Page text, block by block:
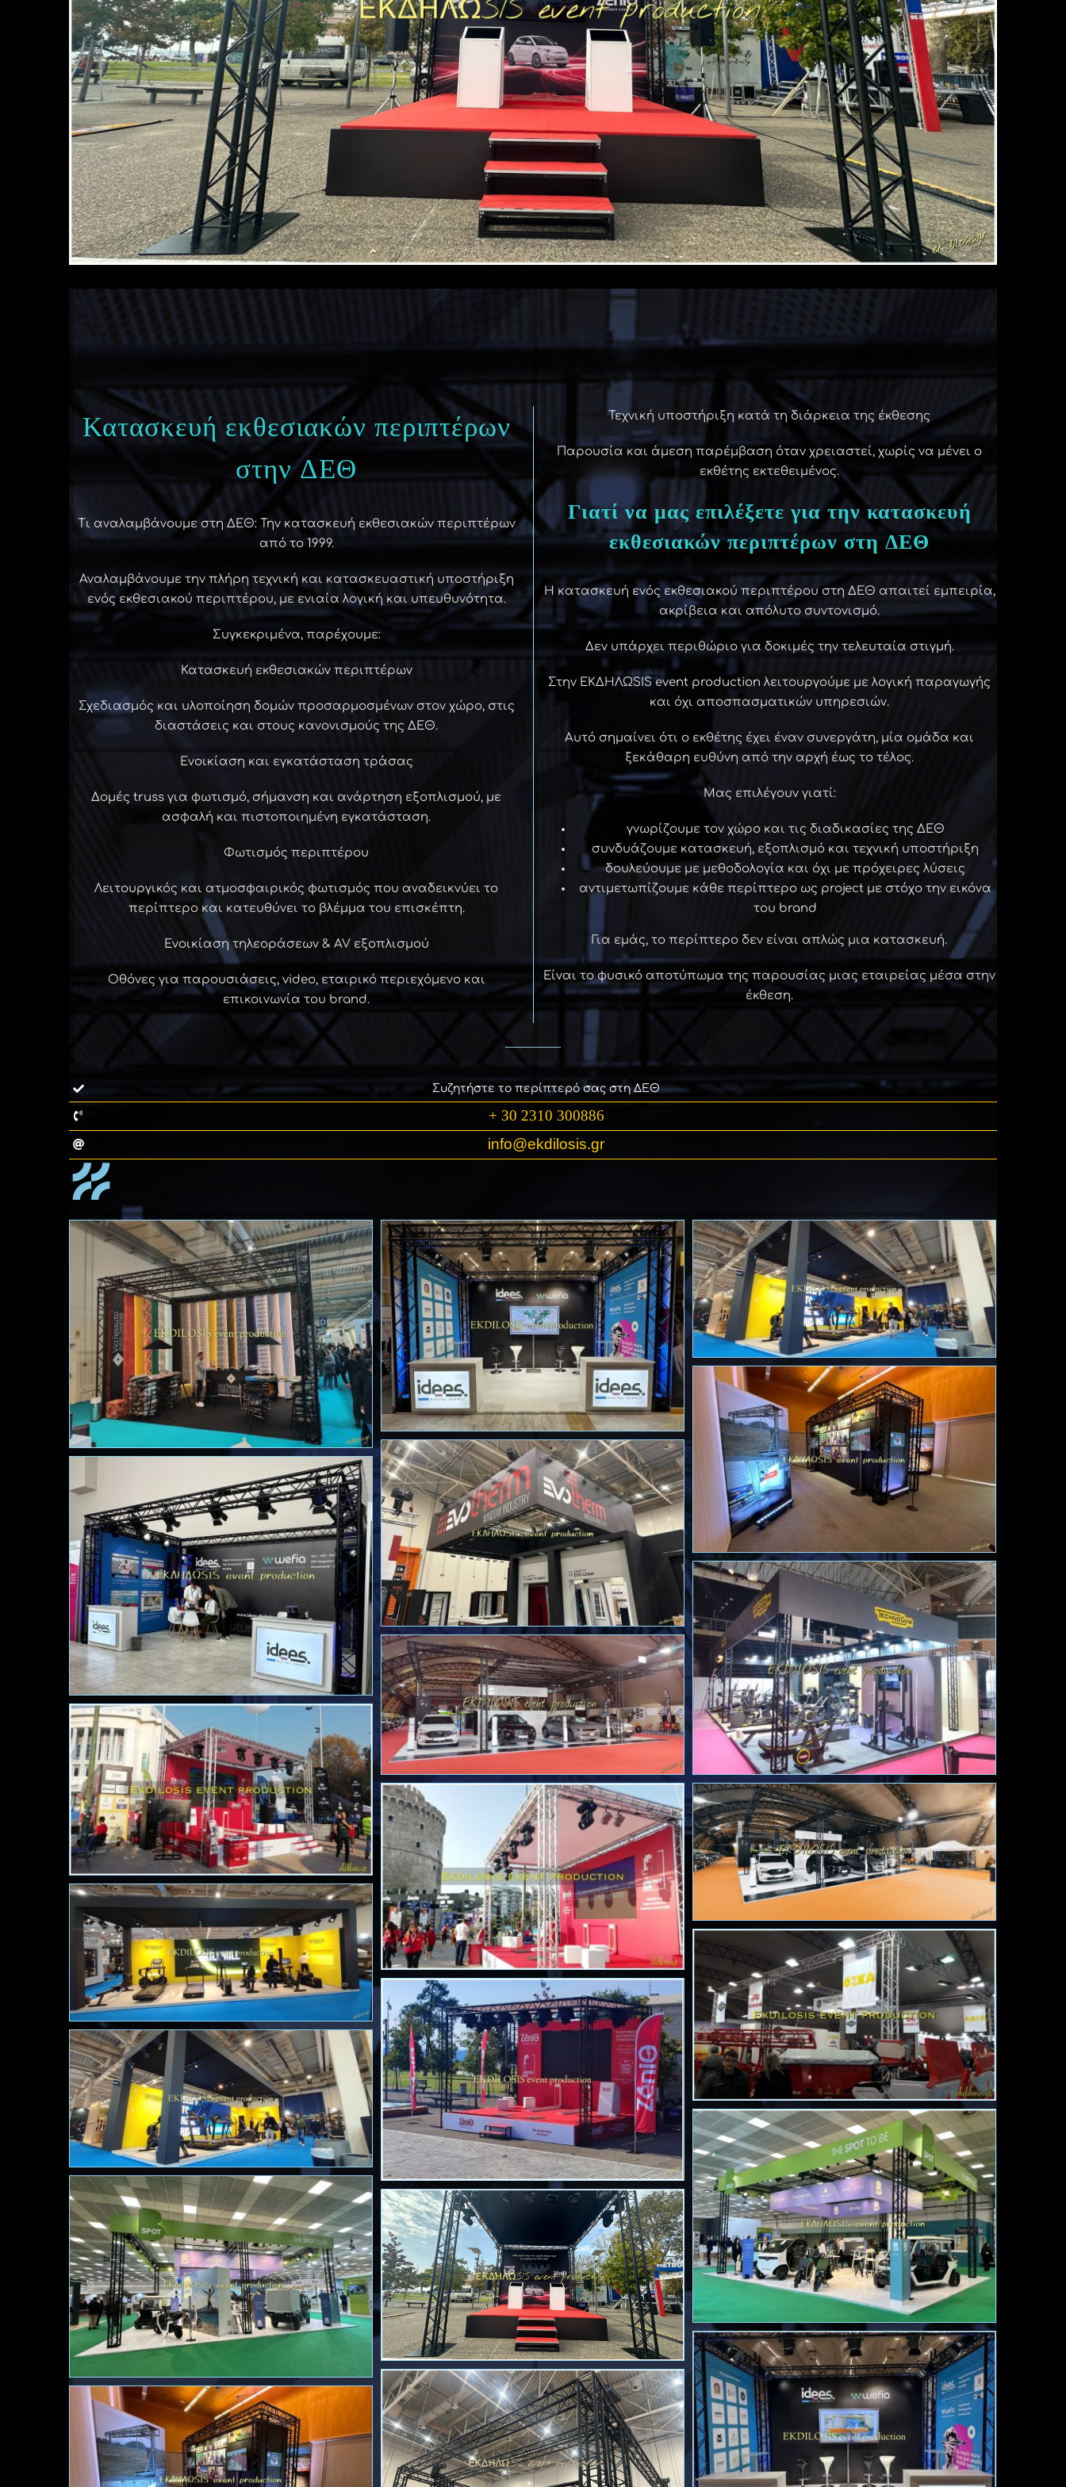
Κατασκευή εκθεσιακών περιπτέρων
στην ΔΕΘ
Τι αναλαμβάνουμε στη ΔΕΘ: Την κατασκευή εκθεσιακών περιπτέρων
από το 1999.
Αναλαμβάνουμε την πλήρη τεχνική και κατασκευαστική υποστήριξη
ενός εκθεσιακού περιπτέρου, με ενιαία λογική και υπευθυνότητα.
Συγκεκριμένα, παρέχουμε:
Κατασκευή εκθεσιακών περιπτέρων
Σχεδιασμός και υλοποίηση δομών προσαρμοσμένων στον χώρο, στις
διαστάσεις και στους κανονισμούς της ΔΕΘ.
Ενοικίαση και εγκατάσταση τράσας
Δομές truss για φωτισμό, σήμανση και ανάρτηση εξοπλισμού, με
ασφαλή και πιστοποιημένη εγκατάσταση.
Φωτισμός περιπτέρου
Λειτουργικός και ατμοσφαιρικός φωτισμός που αναδεικνύει το
περίπτερο και κατευθύνει το βλέμμα του επισκέπτη.
Ενοικίαση τηλεοράσεων & AV εξοπλισμού
Οθόνες για παρουσιάσεις, video, εταιρικό περιεχόμενο και
επικοινωνία του brand.
Τεχνική υποστήριξη κατά τη διάρκεια της έκθεσης
Παρουσία και άμεση παρέμβαση όταν χρειαστεί, χωρίς να μένει ο
εκθέτης εκτεθειμένος.
Γιατί να μας επιλέξετε για την κατασκευή
εκθεσιακών περιπτέρων στη ΔΕΘ
Η κατασκευή ενός εκθεσιακού περιπτέρου στη ΔΕΘ απαιτεί εμπειρία,
ακρίβεια και απόλυτο συντονισμό.
Δεν υπάρχει περιθώριο για δοκιμές την τελευταία στιγμή.
Στην ΕΚΔΗΛΩSIS event production λειτουργούμε με λογική παραγωγής
και όχι αποσπασματικών υπηρεσιών.
Αυτό σημαίνει ότι ο εκθέτης έχει έναν συνεργάτη, μία ομάδα και
ξεκάθαρη ευθύνη από την αρχή έως το τέλος.
Μας επιλέγουν γιατί:
γνωρίζουμε τον χώρο και τις διαδικασίες της ΔΕΘ
συνδυάζουμε κατασκευή, εξοπλισμό και τεχνική υποστήριξη
δουλεύουμε με μεθοδολογία και όχι με πρόχειρες λύσεις
αντιμετωπίζουμε κάθε περίπτερο ως project με στόχο την εικόνα
του brand
Για εμάς, το περίπτερο δεν είναι απλώς μια κατασκευή.
Είναι το φυσικό αποτύπωμα της παρουσίας μιας εταιρείας μέσα στην
έκθεση.
Συζητήστε το περίπτερό σας στη ΔΕΘ
+ 30 2310 300886
info@ekdilosis.gr